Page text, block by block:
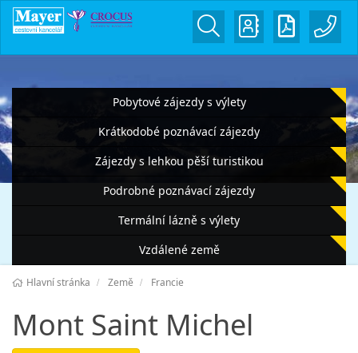
Pobytové zájezdy s výlety
Krátkodobé poznávací zájezdy
Zájezdy s lehkou pěší turistikou
Podrobné poznávací zájezdy
Termální lázně s výlety
Vzdálené země
Hlavní stránka Země Francie
Mont Saint Michel